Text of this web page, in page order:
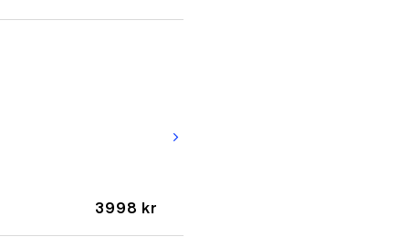
3998 kr
arrow_forward_ios